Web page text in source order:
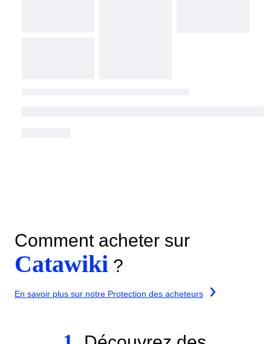
Comment acheter sur
Catawiki ?
En savoir plus sur notre Protection des acheteurs